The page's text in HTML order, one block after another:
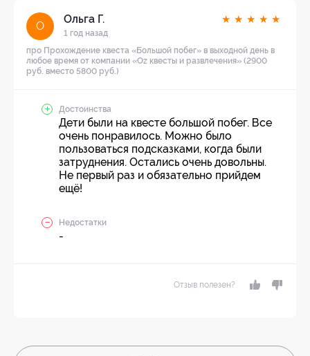
О
Ольга Г.
1 год назад
★ ★ ★ ★ ★
про Прохождение квеста «Большой побег» в выходной день в
любое время от компании «Oz квесты и развлечения» (2900
руб. вместо 5800 руб.)
Достоинства
Дети были на квесте большой побег. Все
очень понравилось. Можно было
пользоваться подсказками, когда были
затруднения. Остались очень довольны.
Не первый раз и обязательно прийдем
ещё!
Недостатки
-
Отзыв полезен?